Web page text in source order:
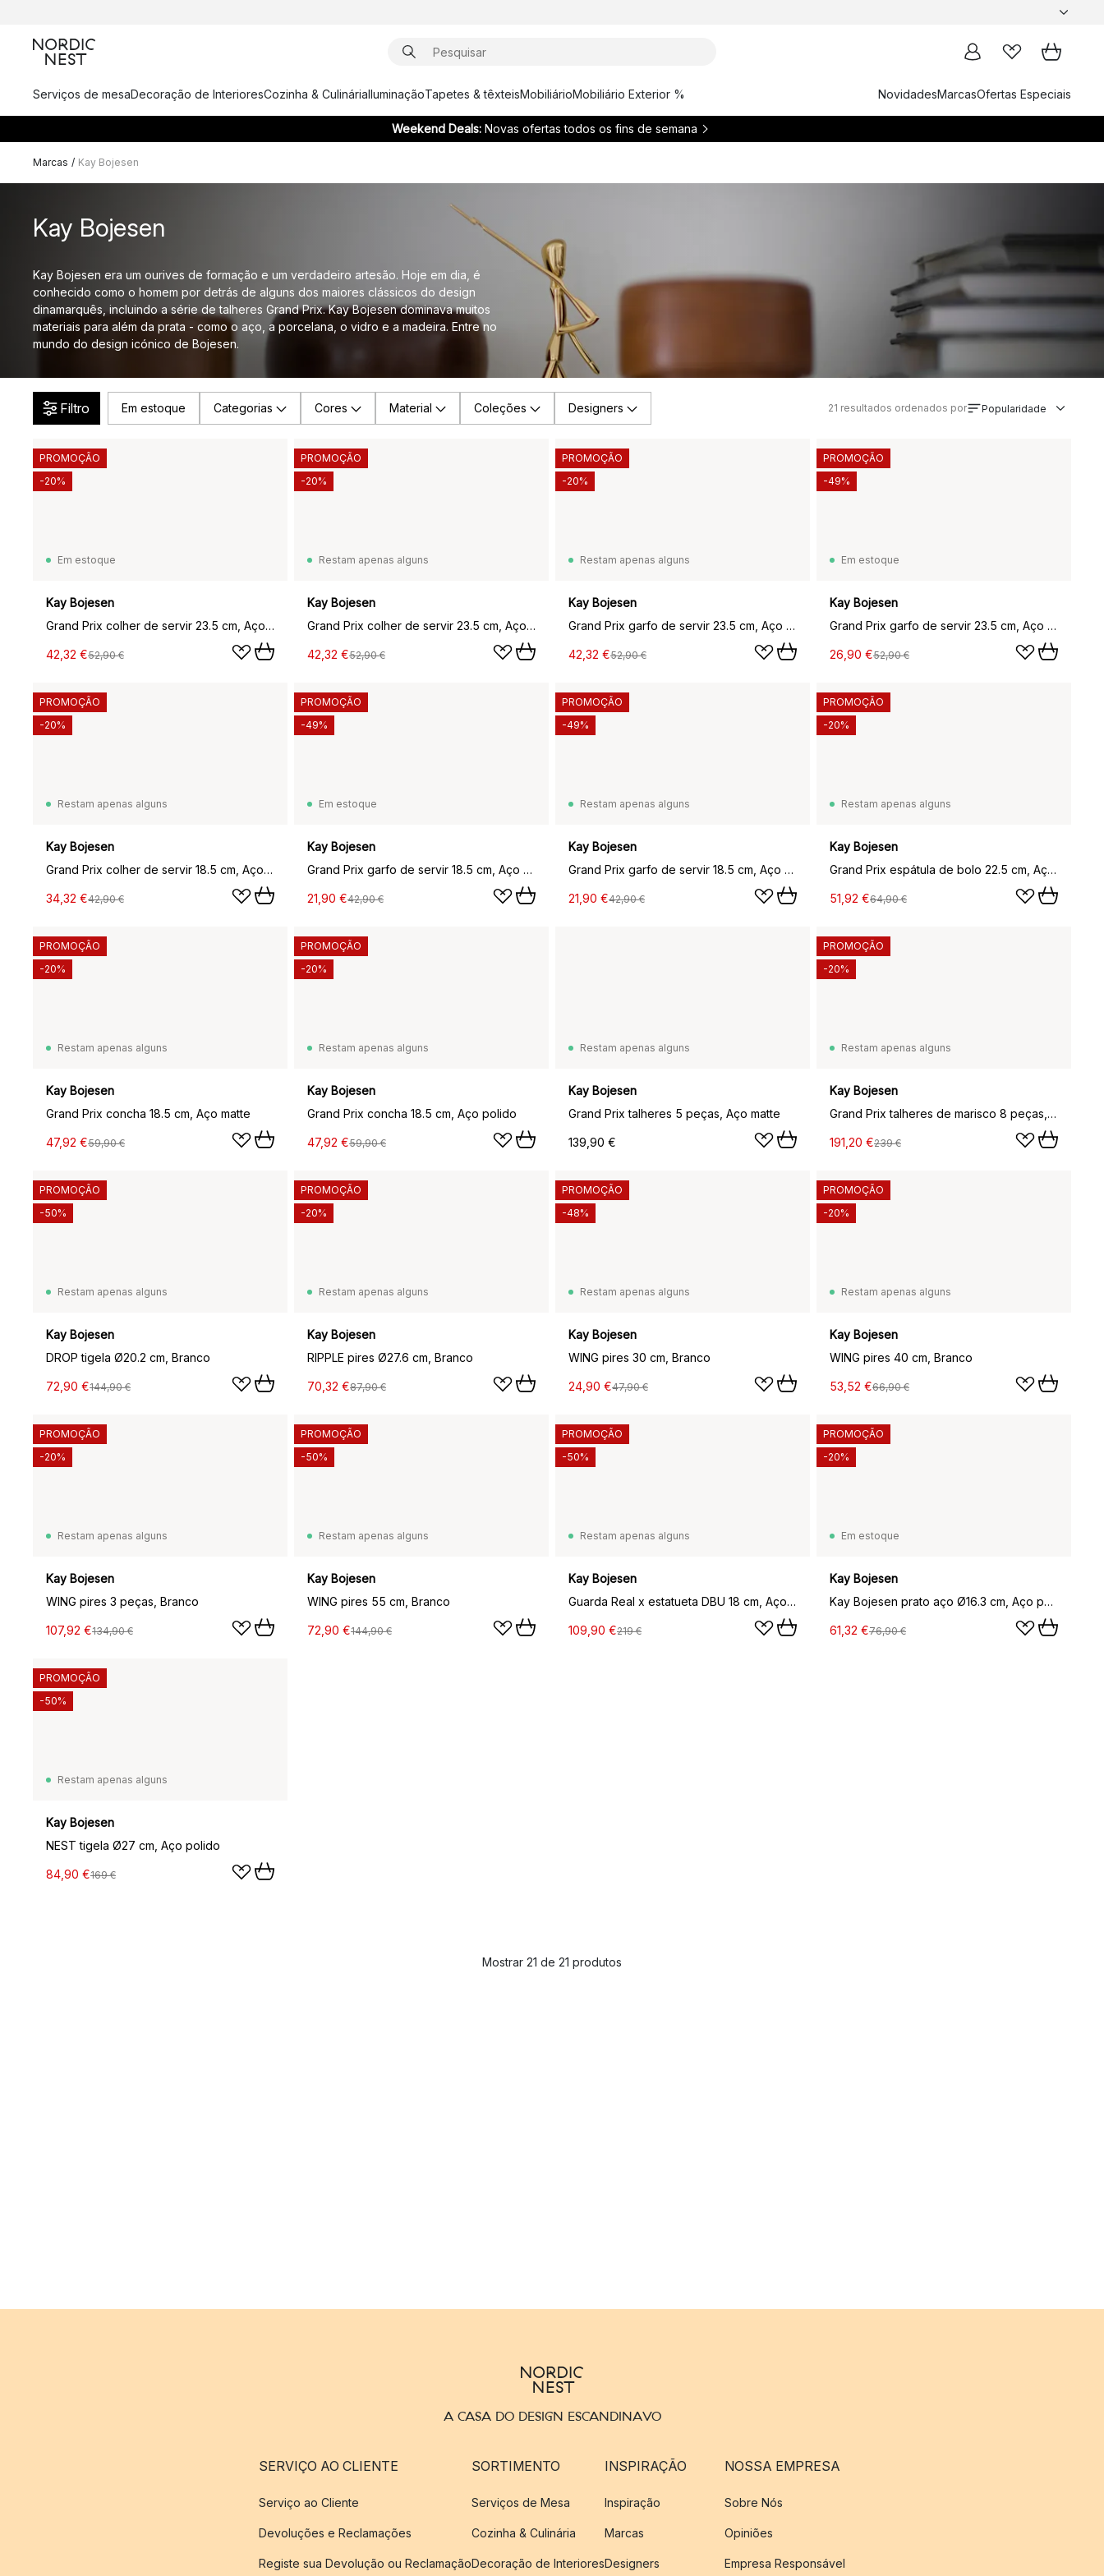
Serviços de mesaDecoração de InterioresCozinha & CulináriaIluminaçãoTapetes & têxteisMobiliárioMobiliário Exterior % NovidadesMarcasOfertas Especiais
Weekend Deals: Novas ofertas todos os fins de semana
Marcas / Kay Bojesen
Kay Bojesen
Kay Bojesen era um ourives de formação e um verdadeiro artesão. Hoje em dia, é
conhecido como o homem por detrás de alguns dos maiores clássicos do design
dinamarquês, incluindo a série de talheres Grand Prix. Kay Bojesen dominava muitos
materiais para além da prata - como o aço, a porcelana, o vidro e a madeira. Entre no
mundo do design icónico de Bojesen.
Filtro Em estoque Categorias Cores Material Coleções Designers 21 resultados ordenados por Popularidade
Em estoque
Kay Bojesen
Grand Prix colher de servir 23.5 cm, Aço matte
42,32 €52,90 €
PROMOÇÃO
-20%
Restam apenas alguns
Kay Bojesen
Grand Prix colher de servir 23.5 cm, Aço polido
42,32 €52,90 €
PROMOÇÃO
-20%
Restam apenas alguns
Kay Bojesen
Grand Prix garfo de servir 23.5 cm, Aço matte
42,32 €52,90 €
PROMOÇÃO
-20%
Em estoque
Kay Bojesen
Grand Prix garfo de servir 23.5 cm, Aço polido
26,90 €52,90 €
PROMOÇÃO
-49%
Restam apenas alguns
Kay Bojesen
Grand Prix colher de servir 18.5 cm, Aço matte
34,32 €42,90 €
PROMOÇÃO
-20%
Em estoque
Kay Bojesen
Grand Prix garfo de servir 18.5 cm, Aço matte
21,90 €42,90 €
PROMOÇÃO
-49%
Restam apenas alguns
Kay Bojesen
Grand Prix garfo de servir 18.5 cm, Aço polido
21,90 €42,90 €
PROMOÇÃO
-49%
Restam apenas alguns
Kay Bojesen
Grand Prix espátula de bolo 22.5 cm, Aço matte
51,92 €64,90 €
PROMOÇÃO
-20%
Restam apenas alguns
Kay Bojesen
Grand Prix concha 18.5 cm, Aço matte
47,92 €59,90 €
PROMOÇÃO
-20%
Restam apenas alguns
Kay Bojesen
Grand Prix concha 18.5 cm, Aço polido
47,92 €59,90 €
PROMOÇÃO
-20%
Restam apenas alguns
Kay Bojesen
Grand Prix talheres 5 peças, Aço matte
139,90 €
Restam apenas alguns
Kay Bojesen
Grand Prix talheres de marisco 8 peças, Aço polido
191,20 €239 €
PROMOÇÃO
-20%
Restam apenas alguns
Kay Bojesen
DROP tigela Ø20.2 cm, Branco
72,90 €144,90 €
PROMOÇÃO
-50%
Restam apenas alguns
Kay Bojesen
RIPPLE pires Ø27.6 cm, Branco
70,32 €87,90 €
PROMOÇÃO
-20%
Restam apenas alguns
Kay Bojesen
WING pires 30 cm, Branco
24,90 €47,90 €
PROMOÇÃO
-48%
Restam apenas alguns
Kay Bojesen
WING pires 40 cm, Branco
53,52 €66,90 €
PROMOÇÃO
-20%
Restam apenas alguns
Kay Bojesen
WING pires 3 peças, Branco
107,92 €134,90 €
PROMOÇÃO
-20%
Restam apenas alguns
Kay Bojesen
WING pires 55 cm, Branco
72,90 €144,90 €
PROMOÇÃO
-50%
Restam apenas alguns
Kay Bojesen
Guarda Real x estatueta DBU 18 cm, Aço inoxidável
109,90 €219 €
PROMOÇÃO
-50%
Em estoque
Kay Bojesen
Kay Bojesen prato aço Ø16.3 cm, Aço polido
61,32 €76,90 €
PROMOÇÃO
-20%
Restam apenas alguns
Kay Bojesen
NEST tigela Ø27 cm, Aço polido
84,90 €169 €
PROMOÇÃO
-50%
Mostrar 21 de 21 produtos
A CASA DO DESIGN ESCANDINAVO
SERVIÇO AO CLIENTE
Serviço ao Cliente
Devoluções e Reclamações
Registe sua Devolução ou Reclamação
SORTIMENTO
Serviços de Mesa
Cozinha & Culinária
Decoração de Interiores
INSPIRAÇÃO
Inspiração
Marcas
Designers
NOSSA EMPRESA
Sobre Nós
Opiniões
Empresa Responsável